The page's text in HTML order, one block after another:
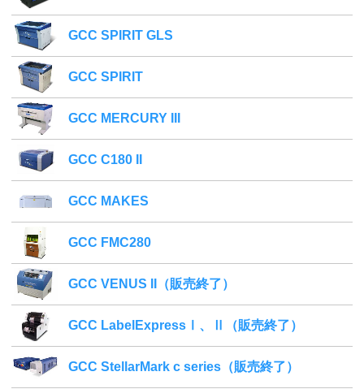
GCC SPIRIT GLS
GCC SPIRIT
GCC MERCURY III
GCC C180 II
GCC MAKES
GCC FMC280
GCC VENUS II（販売終了）
GCC LabelExpressⅠ、Ⅱ（販売終了）
GCC StellarMark c series（販売終了）